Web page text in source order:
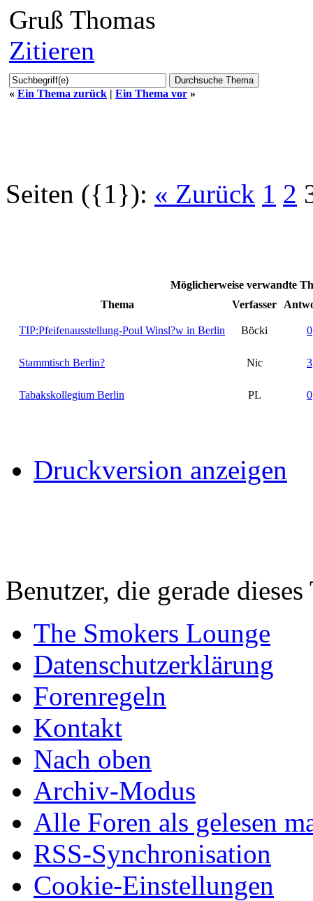
Gruß Thomas
Zitieren
« Ein Thema zurück | Ein Thema vor »
Seiten ({1}): « Zurück 1 2
Möglicherweise verwandte
Thema
Verfasser
TIP:Pfeifenausstellung-Poul Winsl?w in Berlin Böcki 0
Stammtisch Berlin? Nic 3
Tabakskollegium Berlin PL 0
Druckversion anzeigen
Benutzer, die gerade
The Smokers Lounge
Datenschutzerklärung
Forenregeln
Kontakt
Nach oben
Archiv-Modus
Alle Foren als gelesen
RSS-Synchronisation
Cookie-Einstellungen